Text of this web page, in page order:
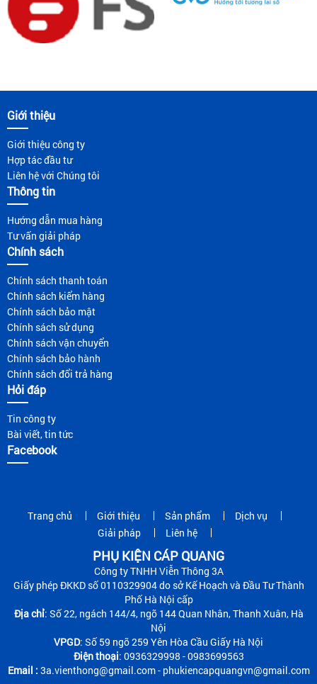
Giới thiệu
Giới thiệu công ty
Hợp tác đầu tư
Liên hệ với Chúng tôi
Thông tin
Hướng dẫn mua hàng
Tư vấn giải pháp
Chính sách
Chính sách thanh toán
Chính sách kiểm hàng
Chính sách bảo mật
Chính sách sử dụng
Chính sách vận chuyển
Chính sách bảo hành
Chính sách đổi trả hàng
Hỏi đáp
Tin công ty
Bài viết, tin tức
Facebook
Trang chủ Giới thiệu Sản phẩm
Dịch vụ
Giải pháp
Liên hệ
PHỤ KIỆN CÁP QUANG
Công ty TNHH Viễn Thông 3A
Giấy phép ĐKKD số 0110329904 do sở Kế Hoạch và Đầu Tư Thành
Phố Hà Nội cấp
Địa chỉ: Số 22, ngách 144/4, ngõ 144 Quan Nhân, Thanh Xuân, Hà
Nội
VPGD: Số 59 ngõ 259 Yên Hòa Cầu Giấy Hà Nội
Điện thoại: 0936329998 - 0983699563
Email : 3a.vienthong@gmail.com - phukiencapquangvn@gmail.com